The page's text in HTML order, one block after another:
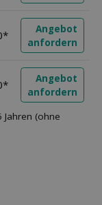
Angebot
anfordern
Angebot
anfordern
(ohne